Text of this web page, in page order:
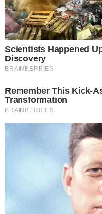
Franqueada da CasaCor
Figueirêdofalou da sua
da sua primeira
do Piauí.
"Olha, a gente tem todo
muito, né? Mas sempre é
surpreendente, tá sendo
ver o que foi feito, a
precisava da CasaCor
não só o mercado de
o mercado da arte, da
gastronomia. O
presente. Uma das coisas
surpreendido é que eu
bairrista, mas o piauiense
legal, ele valoriza muito o
terra, e está belíssimo,
imaginava fosse ficar",